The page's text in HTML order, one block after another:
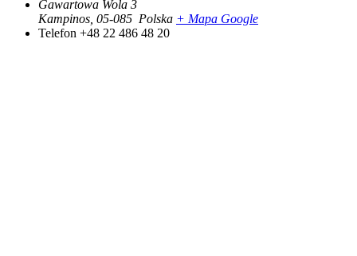
Gawartowa Wola 3
Kampinos 05-085 Polska + Mapa Google
Telefon +48 22 486 48 20